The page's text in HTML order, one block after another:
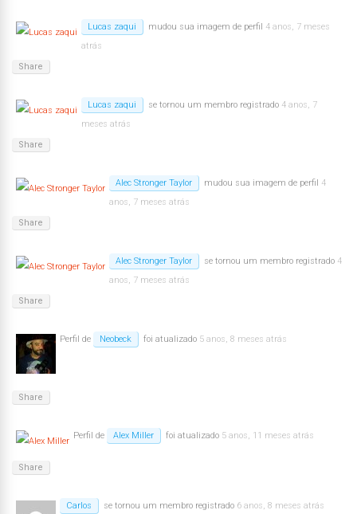
Lucas zaqui mudou sua imagem de perfil 4 anos, 7 meses
atrás
Share
Lucas zaqui se tornou um membro registrado 4 anos, 7
meses atrás
Share
Alec Stronger Taylor mudou sua imagem de perfil 4
anos, 7 meses atrás
Share
Alec Stronger Taylor se tornou um membro registrado 4
anos, 7 meses atrás
Share
Perfil de Neobeck foi atualizado 5 anos, 8 meses atrás
Share
Perfil de Alex Miller foi atualizado 5 anos, 11 meses atrás
Share
Carlos se tornou um membro registrado 6 anos, 8 meses atrás